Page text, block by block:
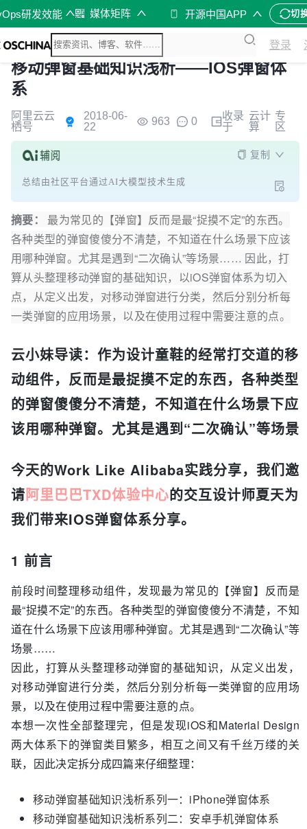
研发效能 媒体矩阵 开源中国APP 切
登录
移动弹窗基础知识浅析——IOS弹窗体
系
阿里云云
栖号
2018-06-
22
963 0
收录
于
云计
算
专
区
复制
总结由社区平台通过AI大模型技术生成
摘要：
最为常见的【弹窗】反而是最“捉摸不定”的东西。
各种类型的弹窗傻傻分不清楚，不知道在什么场景下应该
用哪种弹窗。尤其是遇到“二次确认”等场景…… 因此，打
算从头整理移动弹窗的基础知识，以iOS弹窗体系为切入
点，从定义出发，对移动弹窗进行分类，然后分别分析每
一类弹窗的应用场景，以及在使用过程中需要注意的点。
云小妹导读：作为设计童鞋的经常打交道的移
动组件，反而是最捉摸不定的东西，各种类型
的弹窗傻傻分不清楚，不知道在什么场景下应
该用哪种弹窗。尤其是遇到“二次确认”等场景
今天的Work Like Alibaba实践分享，我们邀
请阿里巴巴TXD体验中心的交互设计师夏天为
我们带来IOS弹窗体系分享。
1 前言
前段时间整理移动组件，发现最为常见的【弹窗】反而是
最“捉摸不定”的东西。各种类型的弹窗傻傻分不清楚，不知
道在什么场景下应该用哪种弹窗。尤其是遇到“二次确认”等
场景……
因此，打算从头整理移动弹窗的基础知识，从定义出发，
对移动弹窗进行分类，然后分别分析每一类弹窗的应用场
景，以及在使用过程中需要注意的点。
本想一次性全部整理完，但是发现iOS和Material Design
两大体系下的弹窗类目繁多，相互之间又有千丝万缕的关
联，因此决定拆分成四篇来仔细整理：
移动弹窗基础知识浅析系列一：iPhone弹窗体系
移动弹窗基础知识浅析系列二：安卓手机弹窗体系